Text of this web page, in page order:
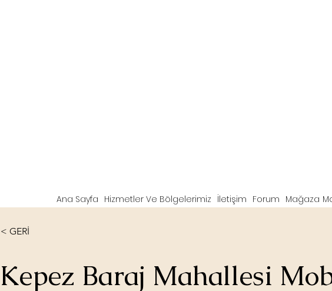
Ana Sayfa Hizmetler Ve Bölgelerimiz İletişim Forum Mağaza
< GERİ
Kepez Baraj Mahallesi